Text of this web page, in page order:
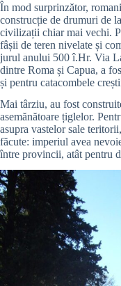
În mod surprinzător,
construcție de drumuri de
civilizații chiar mai vechi.
fâșii de teren nivelate și
jurul anului 500 î.Hr. Via
dintre Roma și Capua, a
și pentru catacombele
Mai târziu, au fost
asemănătoare țiglelor.
asupra vastelor sale
făcute: imperiul avea
între provincii, atât pentru